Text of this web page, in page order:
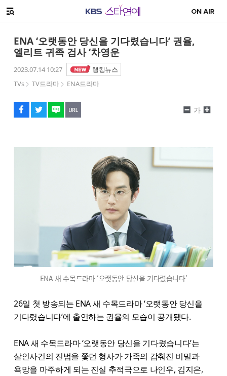
메뉴 열기
ENA ‘오랫동안 당신을 기다렸습니다’ 권율,
엘리트 귀족 검사 ‘차영운
2023.07.14 10:27
랭킹뉴스
TVs
TV드라마 ENA드라마
페이스북
트위터
네이버
URL복사
글씨 작게보기
가
글씨 크게보기
ENA 새 수목드라마 ‘오랫동안 당신을 기다렸습니다’
26일 첫 방송되는 ENA 새 수목드라마 ‘오랫동안 당신을
기다렸습니다’에 출연하는 권율의 모습이 공개됐다.
ENA 새 수목드라마 ‘오랫동안 당신을 기다렸습니다’는
살인사건의 진범을 쫓던 형사가 가족의 감춰진 비밀과
욕망을 마주하게 되는 진실 추적극으로 나인우, 김지은,
해시태그